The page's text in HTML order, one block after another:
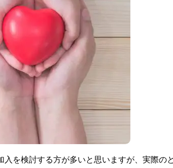
を検討する方が多いと思いますが、実際の